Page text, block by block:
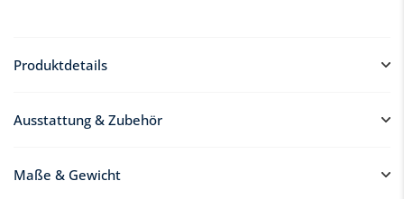
Produktdetails
✔ Sowohl für Anfänger als auch Fortgeschrittene geeignet
✔ Nachhaltiges Bloom Eva Deckpad
✔ Bis zu 140 kg Tragkraft
Ausstattung & Zubehör
Ausstattung:
Maße & Gewicht